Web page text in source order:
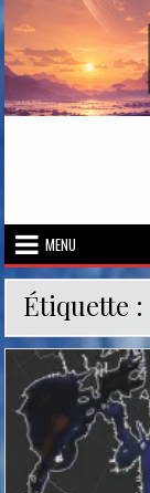
to
content
MENU
Étiquette :